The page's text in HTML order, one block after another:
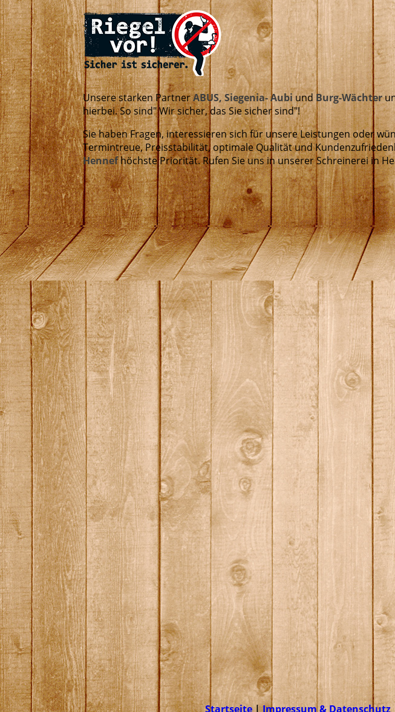
Unsere starken PartnerABUS, Siegenia- Aubi undBurg-Wächter
hierbei. So sind" Wir sicher, das Sie sicher sind"!
Sie haben Fragen, interessieren sich für unsere Leistungen oder
Termintreue, Preisstabilität, optimale Qualität und
Hennefhöchste Priorität. Rufen Sie uns in unserer Schreinerei in
Startseite|Impressum & Datenschutz